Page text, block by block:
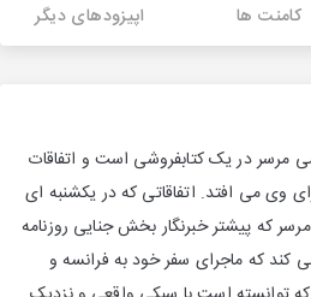
کامنت ها اپیزودهای دیگر
مرسر در یک کتابفروشی است و اتفاقات
وی می افتد. اتفاقاتی که در یکشنبه ای
که پیشتر خبرنگار بخش جنایی روزنامه
کند که ماجرای سفر خود به فرانسه و